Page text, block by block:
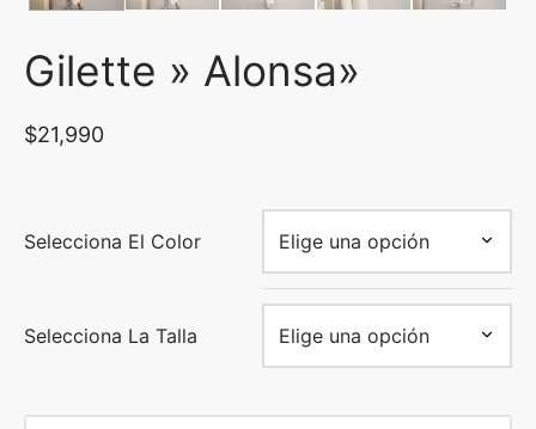
Gilette » Alonsa»
$21,990
Selecciona El Color
Selecciona La Talla
y Blazer
Enteros y Faldas